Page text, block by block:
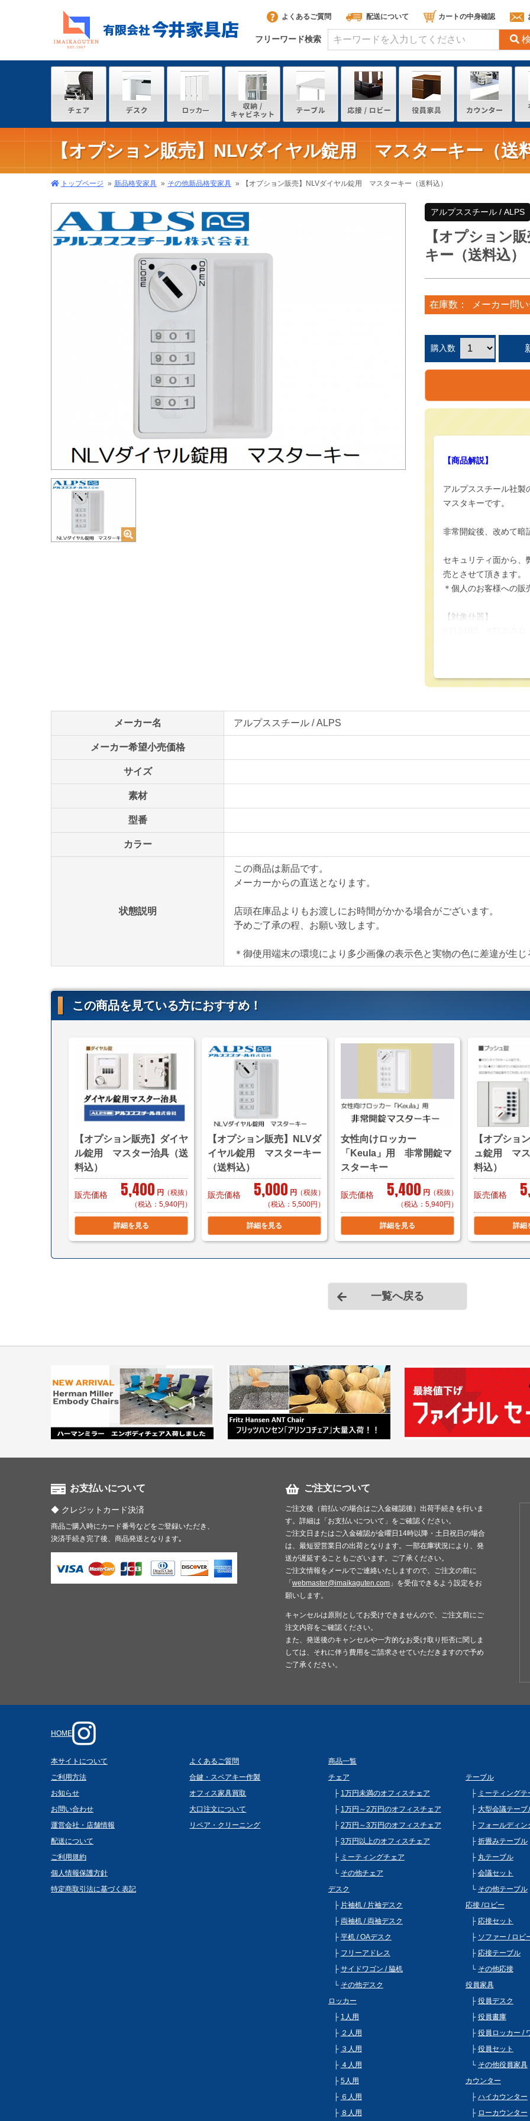
よくあるご質問 配送について カートの中身確認
フリーワード検索
【オプション販売】NLVダイヤル錠用 マスターキー（送
トップページ 新品格安家具 その他新品格安家具 【オプション販売】NLVダイヤル錠用 マスターキー（送料込）
アルプススチール / ALPS
【オプション
キー（送料込）
在庫数： メーカー問
購入数
【商品解説】
アルプススチール社製
マスタキーです。
非常開錠後、改めて暗
セキュリティ面から、
売とさせて頂きます。
＊個人のお客様への
【対象什器】
メーカーからの直送の
メーカー名 アルプススチール / ALPS
メーカー希望小売価格
サイズ
素材
型番
カラー
状態説明
この商品は新品です。
メーカーからの直送となります。
店頭在庫品よりもお渡しにお時間がかかる場合がございます。
予めご了承の程、お願い致します。
＊御使用端末の環境により多少画像の表示色と実物の色に差違が生
この商品を見ている方におすすめ！
【オプション販売】ダイヤ
ル錠用 マスター治具（送
料込）
販売価格 5,400 円 （税抜）
（税込：5,940円）
詳細を見る
【オプション販売】NLVダ
イヤル錠用 マスターキー
（送料込）
販売価格 5,000 円 （税抜）
（税込：5,500円）
詳細を見る
女性向けロッカー
「Keula」用 非常開錠マ
スターキー
販売価格 5,400 円 （税抜）
（税込：5,940円）
詳細を見る
【オプショ
ュ錠用 マ
料込）
販売価格
詳細
一覧へ戻る
お支払いについて
クレジットカード決済
商品ご購入時にカード番号などをご登録いただき、
決済手続き完了後、商品発送となります｡
ご注文について
ご注文後（前払いの場合はご入金確認後）出荷手続きを行いま
す。詳細は「お支払いについて」をご確認ください。
ご注文日またはご入金確認が金曜日14時以降・土日祝日の場合
は、最短翌営業日の出荷となります。一部在庫状況により、発
送が遅延することもございます。ご了承ください。
ご注文情報をメールでご連絡いたしますので、ご注文の前に
「webmaster@imaikaguten.com 」を受信できるよう設定をお
願いします。
キャンセルは原則としてお受けできませんので、ご注文前にご
注文内容をご確認ください。
また、発送後のキャンセルや一方的なお受け取り拒否に関しま
しては、それに伴う費用をご請求させていただきますので予め
ご了承ください。
HOME
本サイトについて
ご利用方法
お知らせ
お問い合わせ
運営会社・店舗情報
配送について
ご利用規約
個人情報保護方針
特定商取引法に基づく表記
よくあるご質問
合鍵・スペアキー作製
オフィス家具買取
大口注文について
リペア・クリーニング
商品一覧
チェア
1万円未満のオフィスチェア
1万円～2万円のオフィスチェア
2万円～3万円のオフィスチェア
3万円以上のオフィスチェア
ミーティングチェア
その他チェア
デスク
片袖机 / 片袖デスク
両袖机 / 両袖デスク
平机 / OAデスク
フリーアドレス
サイドワゴン / 脇机
その他デスク
ロッカー
1人用
２人用
３人用
４人用
5人用
６人用
８人用
テーブル
ミーティングテ
大型会議テーブ
フォールディン
折畳みテーブル
丸テーブル
会議セット
その他テーブル
応接 /ロビー
応接セット
ソファー / ロビ
応接テーブル
その他応接
役員家具
役員デスク
役員書庫
役員ロッカー /
役員セット
その他役員家具
カウンター
ハイカウンター
ローカウンター